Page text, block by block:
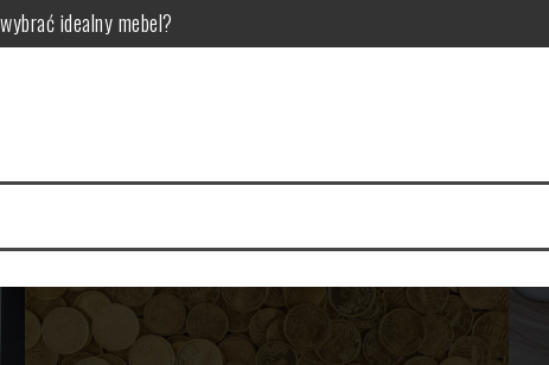
idealny mebel?
dla zdrowia zębów?
i rozwój motoryczny
jest przeznaczona?